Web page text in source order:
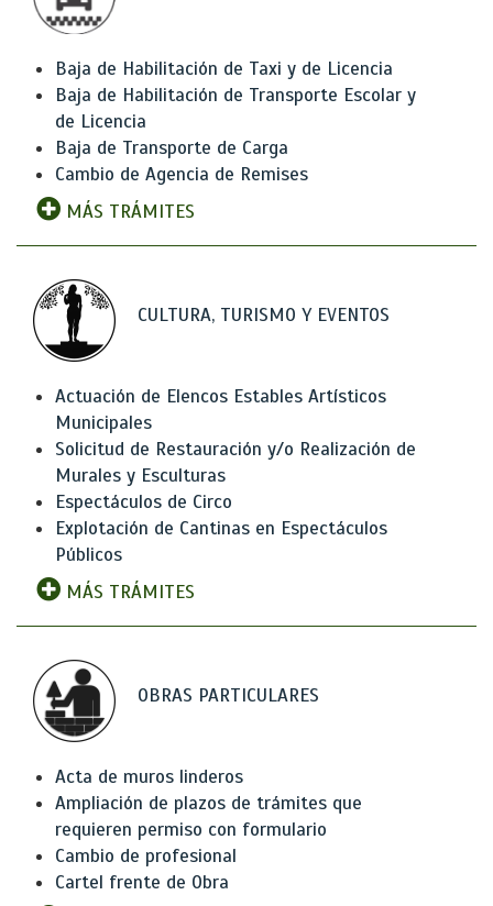
Baja de Habilitación de Taxi y de Licencia
Baja de Habilitación de Transporte Escolar y
de Licencia
Baja de Transporte de Carga
Cambio de Agencia de Remises
MÁS TRÁMITES
CULTURA, TURISMO Y EVENTOS
Actuación de Elencos Estables Artísticos
Municipales
Solicitud de Restauración y/o Realización de
Murales y Esculturas
Espectáculos de Circo
Explotación de Cantinas en Espectáculos
Públicos
MÁS TRÁMITES
OBRAS PARTICULARES
Acta de muros linderos
Ampliación de plazos de trámites que
requieren permiso con formulario
Cambio de profesional
Cartel frente de Obra